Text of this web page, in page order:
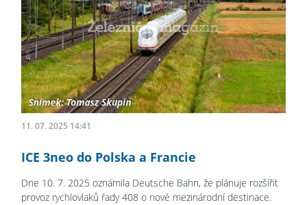
11. 07. 2025 14:41
ICE 3neo do Polska a Francie
Dne 10. 7. 2025 oznámila Deutsche Bahn, že plánuje rozšířit
provoz rychlovlaků řady 408 o nové mezinárodní destinace.